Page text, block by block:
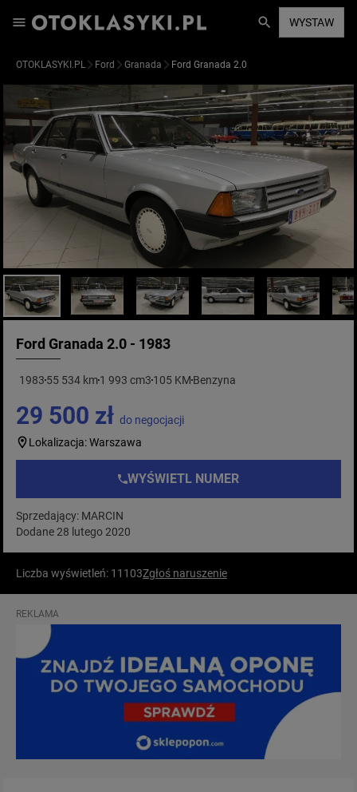
WYSTAW
OTOKLASYKI.PL Ford Granada Ford Granada 2.0
Ford Granada 2.0 - 1983
1983 55 534 km1 993 cm3 105 KM Benzyna
29 500 zł do negocjacji
Lokalizacja: Warszawa
WYŚWIETL NUMER
Sprzedający: MARCIN
Dodane 28 lutego 2020
Liczba wyświetleń: 11103Zgłoś naruszenie
REKLAMA